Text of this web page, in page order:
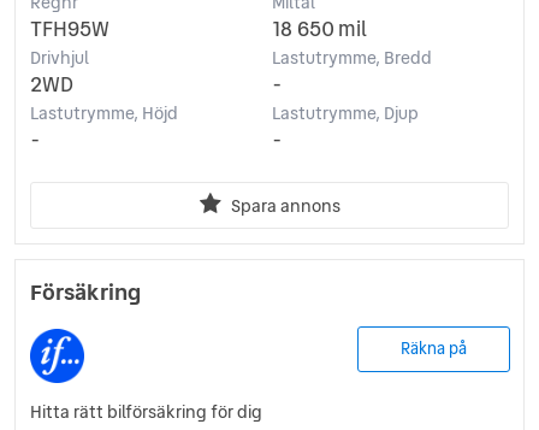
TFH95W 18 650 mil
Drivhjul
2WD
Lastutrymme, Bredd
-
Lastutrymme, Höjd
-
Lastutrymme, Djup
-
Spara annons
Försäkring
Räkna på
Hitta rätt bilförsäkring för dig